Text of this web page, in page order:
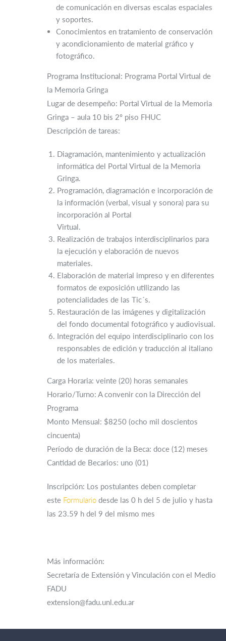
de comunicación en diversas escalas espaciales
y soportes.
Conocimientos en tratamiento de conservación
y acondicionamiento de material gráfico y
fotográfico.
Programa Institucional: Programa Portal Virtual de
la Memoria Gringa
Lugar de desempeño: Portal Virtual de la Memoria
Gringa – aula 10 bis 2º piso FHUC
Descripción de tareas:
Diagramación, mantenimiento y actualización
informática del Portal Virtual de la Memoria
Gringa.
Programación, diagramación e incorporación de
la información (verbal, visual y sonora) para su
incorporación al Portal
Virtual.
Realización de trabajos interdisciplinarios para
la ejecución y elaboración de nuevos
materiales.
Elaboración de material impreso y en diferentes
formatos de exposición utilizando las
potencialidades de las Tic´s.
Restauración de las imágenes y digitalización
del fondo documental fotográfico y audiovisual.
Integración del equipo interdisciplinario con los
responsables de edición y traducción al italiano
de los materiales.
Carga Horaria: veinte (20) horas semanales
Horario/Turno: A convenir con la Dirección del
Programa
Monto Mensual: $8250 (ocho mil doscientos
cincuenta)
Período de duración de la Beca: doce (12) meses
Cantidad de Becarios: uno (01)
Inscripción: Los postulantes deben completar
este Formulario desde las 0 h del 5 de julio y hasta
las 23.59 h del 9 del mismo mes
Más información:
Secretaría de Extensión y Vinculación con el Medio
FADU
extension@fadu.unl.edu.ar